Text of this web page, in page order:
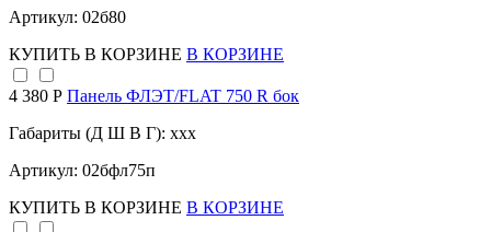
Артикул: 02б80
КУПИТЬ В КОРЗИНЕ В КОРЗИНЕ
4 380 Р Панель ФЛЭТ/FLAT 750 R бок
Габариты (Д Ш В Г): xxx
Артикул: 02бфл75п
КУПИТЬ В КОРЗИНЕ В КОРЗИНЕ